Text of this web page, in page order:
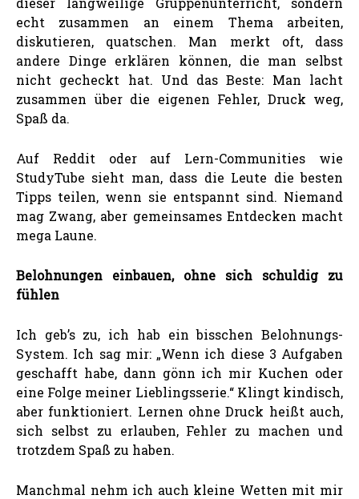
echt zusammen an einem Thema arbeiten,
diskutieren, quatschen. Man merkt oft, dass
andere Dinge erklären können, die man selbst
nicht gecheckt hat. Und das Beste: Man lacht
zusammen über die eigenen Fehler, Druck weg,
Spaß da.
Auf Reddit oder auf Lern-Communities wie
StudyTube sieht man, dass die Leute die besten
Tipps teilen, wenn sie entspannt sind. Niemand
mag Zwang, aber gemeinsames Entdecken macht
mega Laune.
Belohnungen einbauen, ohne sich schuldig zu
fühlen
Ich geb’s zu, ich hab ein bisschen Belohnungs-
System. Ich sag mir: „Wenn ich diese 3 Aufgaben
geschafft habe, dann gönn ich mir Kuchen oder
eine Folge meiner Lieblingsserie.“ Klingt kindisch,
aber funktioniert. Lernen ohne Druck heißt auch,
sich selbst zu erlauben, Fehler zu machen und
trotzdem Spaß zu haben.
Manchmal nehm ich auch kleine Wetten mit mir